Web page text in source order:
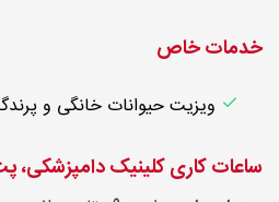
خدمات خاص
ویزیت حیوانات خانگی و
ساعات کاری کلینیک